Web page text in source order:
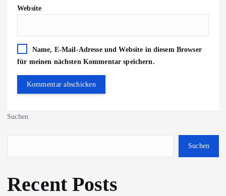
Website
Name, E-Mail-Adresse und Website in diesem Browser
für meinen nächsten Kommentar speichern.
Suchen
Suchen
Recent Posts